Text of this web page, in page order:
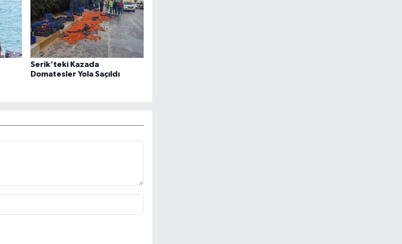
Serik'teki Kazada
Domatesler Yola Saçıldı